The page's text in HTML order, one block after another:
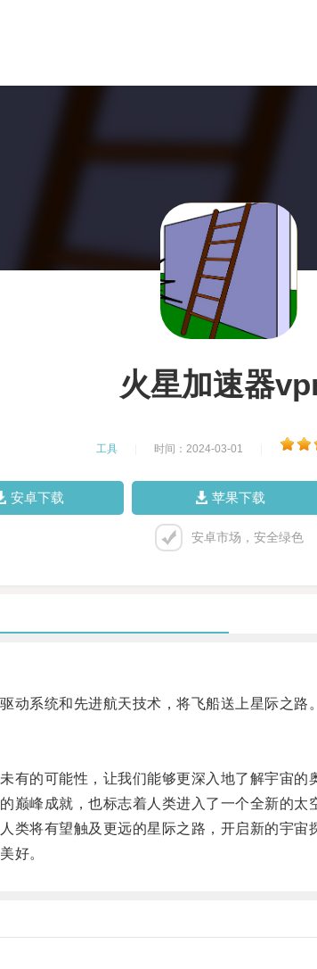
火星加速器
工具 时间：2024-03-01
安卓下载 苹果下载
安卓市场，安全绿色
系统和先进航天技术，将飞船送上星际之路。
的可能性，让我们能够更深入地了解宇宙的
峰成就，也标志着人类进入了一个全新的太
将有望触及更远的星际之路，开启新的宇宙
好。